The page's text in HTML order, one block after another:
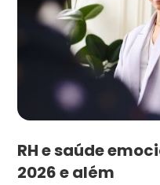
RH e saúde
2026 e além